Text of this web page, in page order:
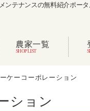
ンテナンスの無料紹介ポー
農家一覧
ケーコーポレーション
ション